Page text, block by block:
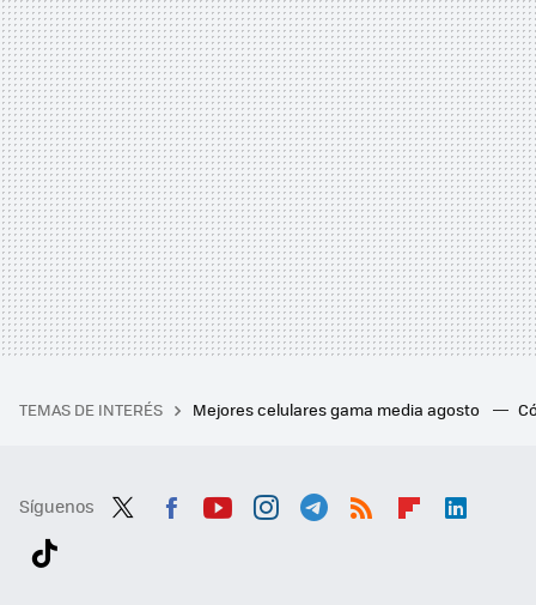
TEMAS DE INTERÉS Mejores celulares gama media agosto
Síguenos